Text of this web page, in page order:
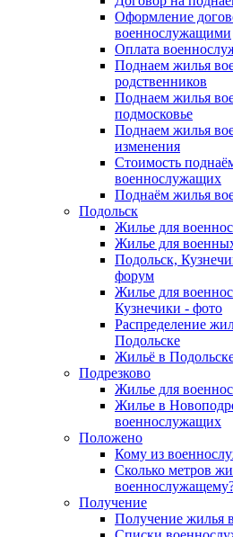
Оформление
военнослужащими
Оплата
Поднаем жилья
родственников
Поднаем жилья
подмосковье
Поднаем жилья
изменения
Стоимость
военнослужащих
Поднаём жилья
Подольск
Жилье для
Жилье для
Подольск,
форум
Жилье для
Кузнечики - фото
Распределение
Подольске
Жильё в
Подрезково
Жилье для
Жилье в
военнослужащих
Положено
Кому из
Сколько метров
Получение
Получение жилья